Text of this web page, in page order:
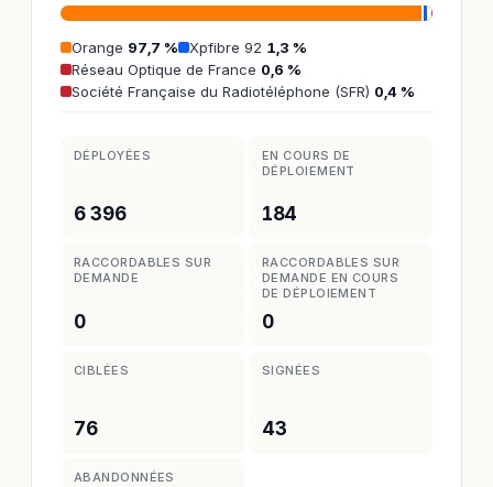
Orange 97,7 % Xpfibre 92 1,3 %
Réseau Optique de France 0,6 %
Société Française du Radiotéléphone (SFR) 0,4 %
DÉPLOYÉES
6 396
EN COURS DE
DÉPLOIEMENT
184
RACCORDABLES SUR
DEMANDE
0
RACCORDABLES SUR
DEMANDE EN COURS
DE DÉPLOIEMENT
0
CIBLÉES
76
SIGNÉES
43
ABANDONNÉES